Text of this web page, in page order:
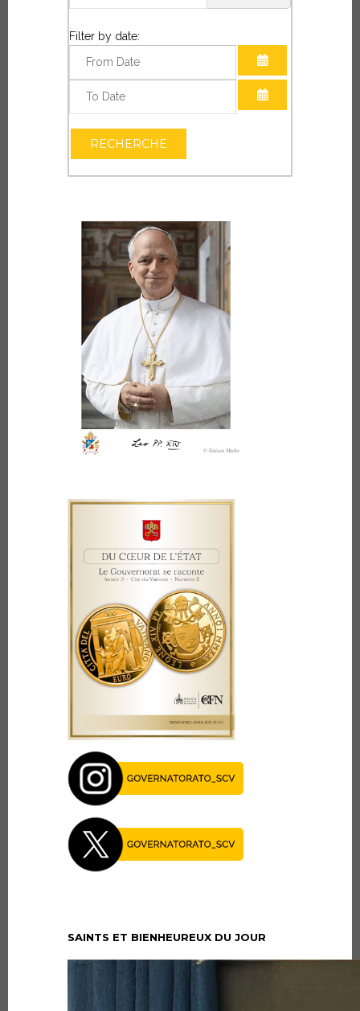
Filter by date:
OUVRIR LE
RECHERCHE
SAINTS ET BIENHEUREUX DU JOUR